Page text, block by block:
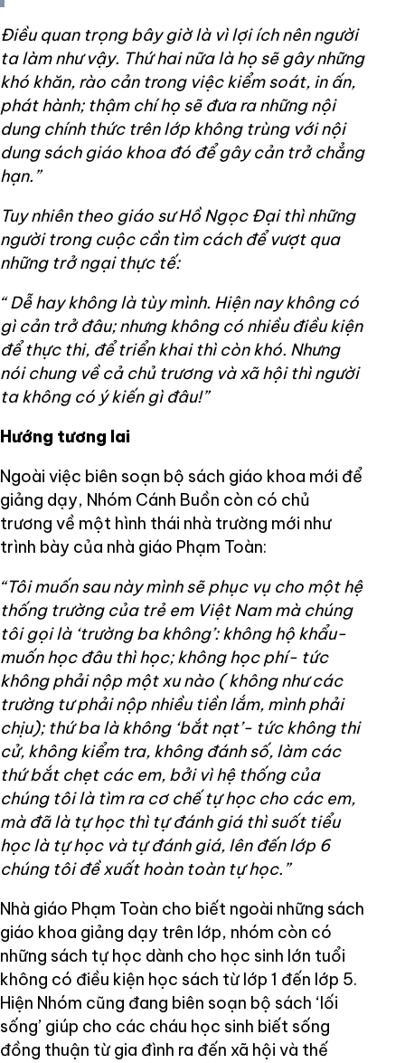
Điều quan trọng bây giờ là vì lợi ích nên người
ta làm như vậy. Thứ hai nữa là họ sẽ gây những
khó khăn, rào cản trong việc kiểm soát, in ấn,
phát hành; thậm chí họ sẽ đưa ra những nội
dung chính thức trên lớp không trùng với nội
dung sách giáo khoa đó để gây cản trở chẳng
hạn.”
Tuy nhiên theo giáo sư Hồ Ngọc Đại thì những
người trong cuộc cần tìm cách để vượt qua
những trở ngại thực tế:
“ Dễ hay không là tùy mình. Hiện nay không có
gì cản trở đâu; nhưng không có nhiều điều kiện
để thực thi, để triển khai thì còn khó. Nhưng
nói chung về cả chủ trương và xã hội thì người
ta không có ý kiến gì đâu!”
Hướng tương lai
Ngoài việc biên soạn bộ sách giáo khoa mới để
giảng dạy, Nhóm Cánh Buồn còn có chủ
trương về một hình thái nhà trường mới như
trình bày của nhà giáo Phạm Toàn:
“Tôi muốn sau này mình sẽ phục vụ cho một hệ
thống trường của trẻ em Việt Nam mà chúng
tôi gọi là ‘trường ba không’: không hộ khẩu-
muốn học đâu thì học; không học phí- tức
không phải nộp một xu nào ( không như các
trường tư phải nộp nhiều tiền lắm, mình phải
chịu); thứ ba là không ‘bắt nạt’- tức không thi
cử, không kiểm tra, không đánh số, làm các
thứ bắt chẹt các em, bởi vì hệ thống của
chúng tôi là tìm ra cơ chế tự học cho các em,
mà đã là tự học thì tự đánh giá thì suốt tiểu
học là tự học và tự đánh giá, lên đến lớp 6
chúng tôi đề xuất hoàn toàn tự học.”
Nhà giáo Phạm Toàn cho biết ngoài những sách
giáo khoa giảng dạy trên lớp, nhóm còn có
những sách tự học dành cho học sinh lớn tuổi
không có điều kiện học sách từ lớp 1 đến lớp 5.
Hiện Nhóm cũng đang biên soạn bộ sách ‘lối
sống’ giúp cho các cháu học sinh biết sống
đồng thuận từ gia đình ra đến xã hội và thế